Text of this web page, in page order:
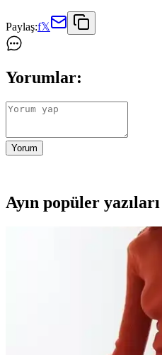
Paylaş:f𝕏
Yorumlar:
Yorum
Ayın popüler yazıları